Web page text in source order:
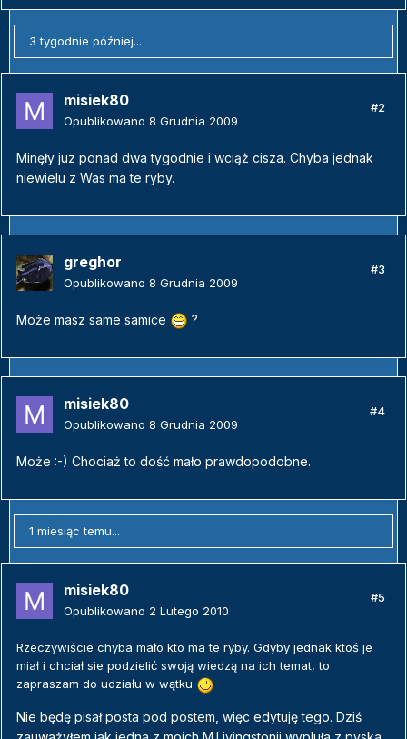
3 tygodnie później...
misiek80
Opublikowano 8 Grudnia 2009
#2
Minęły juz ponad dwa tygodnie i wciąż cisza. Chyba jednak
niewielu z Was ma te ryby.
greghor
Opublikowano 8 Grudnia 2009
#3
Może masz same samice ?
misiek80
Opublikowano 8 Grudnia 2009
#4
Może :-) Chociaż to dość mało prawdopodobne.
1 miesiąc temu...
misiek80
Opublikowano 2 Lutego 2010
#5
Rzeczywiście chyba mało kto ma te ryby. Gdyby jednak ktoś je
miał i chciał sie podzielić swoją wiedzą na ich temat, to
zapraszam do udziału w wątku
Nie będę pisał posta pod postem, więc edytuję tego. Dziś